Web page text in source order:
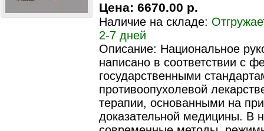
Цена: 6670.00 р.
Наличие на складе:
2-7 дней
Описание: Национальное
написано в соответствии с
государственными
противоопухолевой
терапии, основанными на
доказательной медицины. В